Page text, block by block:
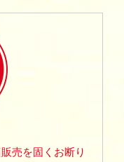
売を固くお断り